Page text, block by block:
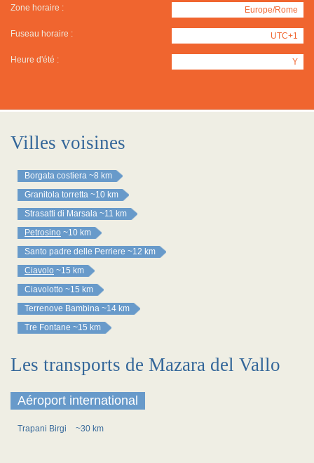
Zone horaire : Europe/Rome
Fuseau horaire : UTC+1
Heure d'été : Y
Villes voisines
Borgata costiera ~8 km
Granitola torretta ~10 km
Strasatti di Marsala ~11 km
Petrosino ~10 km
Santo padre delle Perriere ~12 km
Ciavolo ~15 km
Ciavolotto ~15 km
Terrenove Bambina ~14 km
Tre Fontane ~15 km
Les transports de Mazara del Vallo
Aéroport international
Trapani Birgi ~30 km